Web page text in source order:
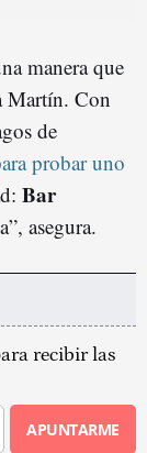
manera que
Martín. Con
de
probar uno
Bar
asegura.
recibir las
APUNTARME